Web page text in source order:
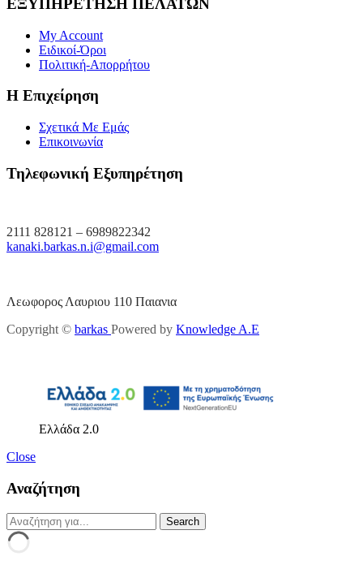
ΕΞΥΠΗΡΕΤΗΣΗ ΠΕΛΑΤΩΝ
My Account
Ειδικοί-Όροι
Πολιτική-Απορρήτου
Η Επιχείρηση
Σχετικά Με Εμάς
Επικοινωνία
Τηλεφωνική Εξυπηρέτηση
2111 828121 – 6989822342
kanaki.barkas.n.i@gmail.com
Λεωφορος Λαυριου 110 Παιανια
Copyright © barkas Powered by Knowledge A.E
Ελλάδα 2.0
Close
Αναζήτηση